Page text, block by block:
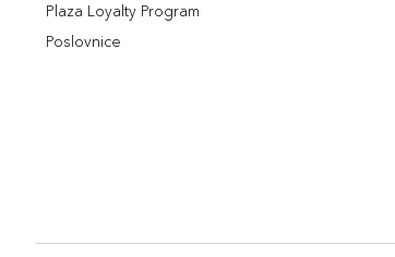
Plaza Loyalty Program
Poslovnice